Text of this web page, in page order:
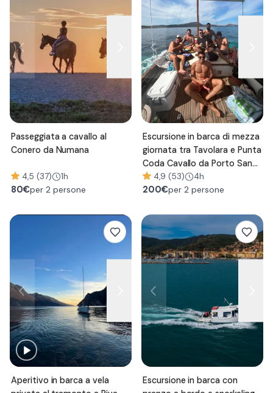
Passeggiata a cavallo al
Conero da Numana
4,5 (37) 1h
80€per 2 persone
Escursione in barca di mezza
giornata tra Tavolara e Punta
Coda Cavallo da Porto San
Paolo4,9 (53) 4h
200€per 2 persone
Aperitivo in barca a vela
Escursione in barca con